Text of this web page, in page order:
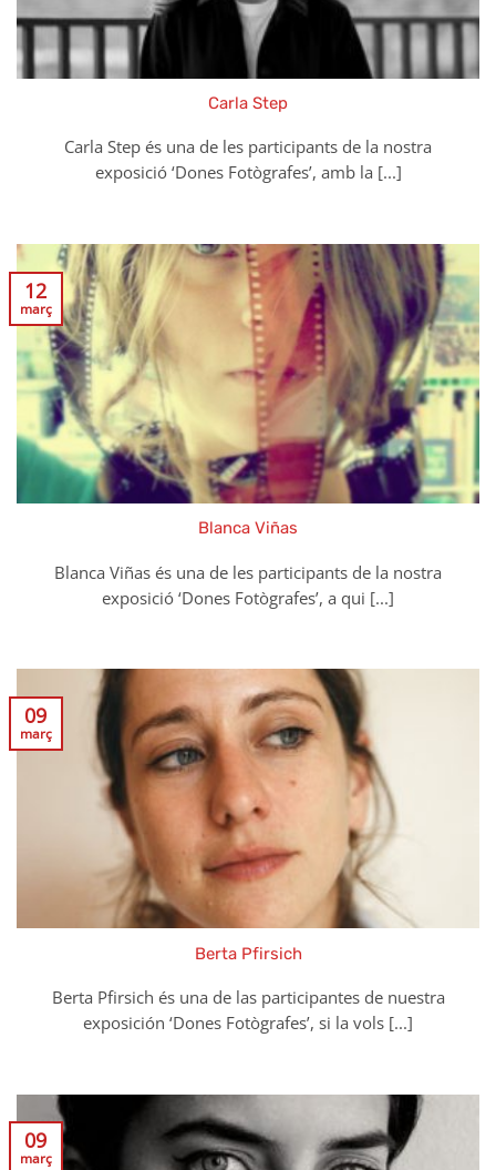
Carla Step
Carla Step és una de les participants de la nostra
exposició ‘Dones Fotògrafes’, amb la [...]
Blanca Viñas
Blanca Viñas és una de les participants de la nostra
exposició ‘Dones Fotògrafes’, a qui [...]
12
març
Berta Pfirsich
Berta Pfirsich és una de las participantes de nuestra
exposición ‘Dones Fotògrafes’, si la vols [...]
09
març
09
març